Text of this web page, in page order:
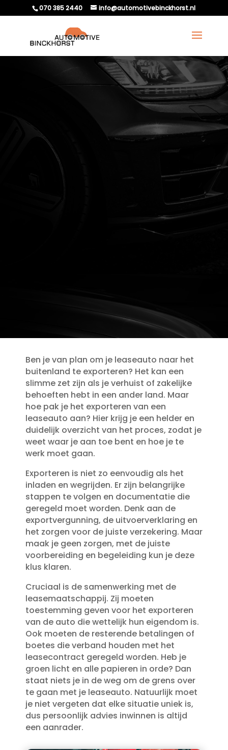
070 385 2440 info@automotivebinckhorst.nl
KUN JE EEN LEASEAUTO
EXPORTEREN EN HOE
WERKT DAT?
Ben je van plan om je leaseauto naar het
buitenland te exporteren? Het kan een
slimme zet zijn als je verhuist of zakelijke
behoeften hebt in een ander land.​ Maar
hoe pak je het exporteren van een
leaseauto aan? Hier krijg je een helder en
duidelijk overzicht van het proces, zodat je
weet waar je aan toe bent en hoe je te
werk moet gaan.​
Exporteren is niet zo eenvoudig als het
inladen en wegrijden.​ Er zijn belangrijke
stappen te volgen en documentatie die
geregeld moet worden.​ Denk aan de
exportvergunning, de uitvoerverklaring en
het zorgen voor de juiste verzekering.​ Maar
maak je geen zorgen, met de juiste
voorbereiding en begeleiding kun je deze
klus klaren.​
Cruciaal is de samenwerking met de
leasemaatschappij.​ Zij moeten
toestemming geven voor het exporteren
van de auto die wettelijk hun eigendom is.​
Ook moeten de resterende betalingen of
boetes die verband houden met het
leasecontract geregeld worden.​ Heb je
groen licht en alle papieren in orde? Dan
staat niets je in de weg om de grens over
te gaan met je leaseauto.​ Natuurlijk moet
je niet vergeten dat elke situatie uniek is,
dus persoonlijk advies inwinnen is altijd
een aanrader.​